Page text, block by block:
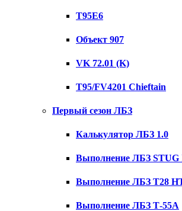
T95E6
Объект 907
VK 72.01 (K)
T95/FV4201 Chieftain
Первый сезон ЛБЗ
Калькулятор ЛБЗ 1.0
Выполнение ЛБЗ STUG
Выполнение ЛБЗ T28
Выполнение ЛБЗ Т-55А